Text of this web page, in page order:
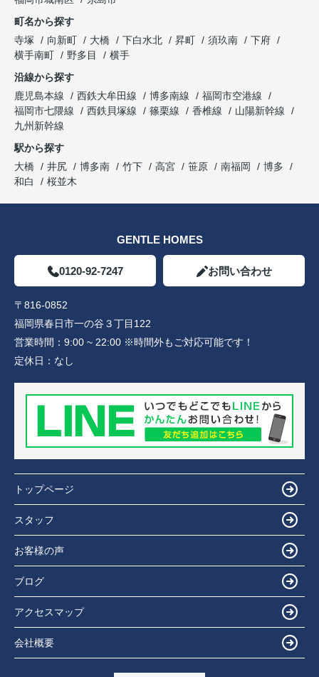
町名から探す
寺塚
向新町 大橋 下白水北 昇町 須玖南
下府
横手南町
野多目
横手
沿線から探す
鹿児島本線
西鉄大牟田線 博多南線
福岡市空港線
福岡市七隈線
西鉄貝塚線 篠栗線 香椎線
山陽新幹線
九州新幹線
駅から探す
大橋
井尻 博多南 竹下 高宮 笹原 南福岡
博多
和白
桜並木
GENTLE HOMES
0120-92-7247 お問い合わせ
〒816-0852
福岡県春日市一の谷３丁目122
営業時間： 9:00 ~ 22:00 ※時間外もご対応可能です！
定休日： なし
トップページ
スタッフ
お客様の声
ブログ
アクセスマップ
会社概要